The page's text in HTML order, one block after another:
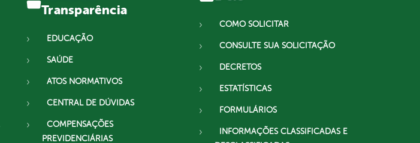
Transparência
EDUCAÇÃO
SAÚDE
ATOS NORMATIVOS
CENTRAL DE DÚVIDAS
COMPENSAÇÕES
PREVIDENCIÁRIAS
COMO SOLICITAR
CONSULTE SUA SOLICITAÇÃO
DECRETOS
ESTATÍSTICAS
FORMULÁRIOS
INFORMAÇÕES CLASSIFICADAS E